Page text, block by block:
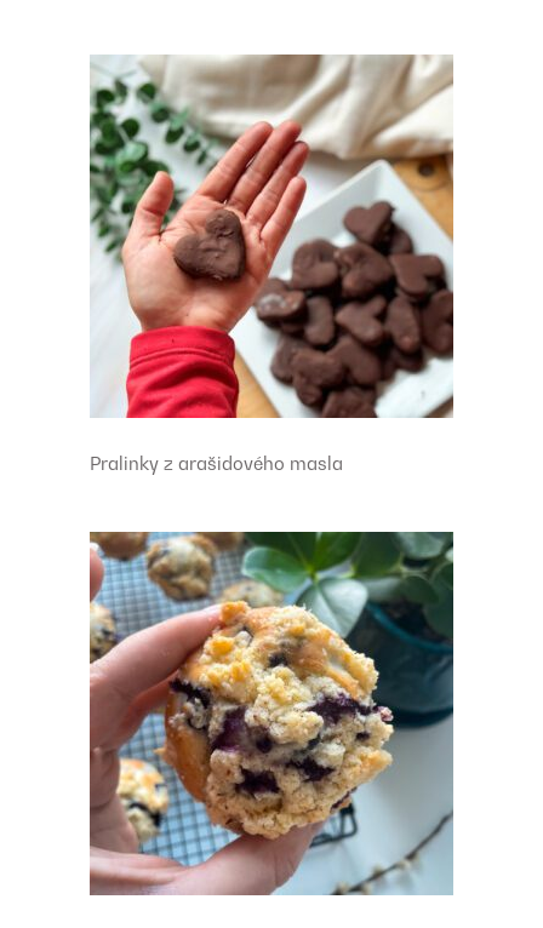
Pralinky z arašidového masla